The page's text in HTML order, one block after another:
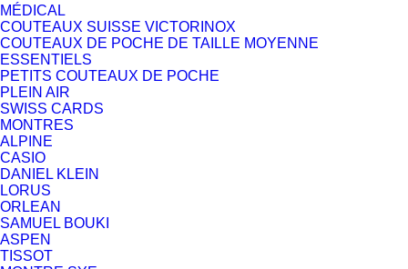
MÉDICAL
COUTEAUX SUISSE VICTORINOX
COUTEAUX DE POCHE DE TAILLE MOYENNE
ESSENTIELS
PETITS COUTEAUX DE POCHE
PLEIN AIR
SWISS CARDS
MONTRES
ALPINE
CASIO
DANIEL KLEIN
LORUS
ORLEAN
SAMUEL BOUKI
ASPEN
TISSOT